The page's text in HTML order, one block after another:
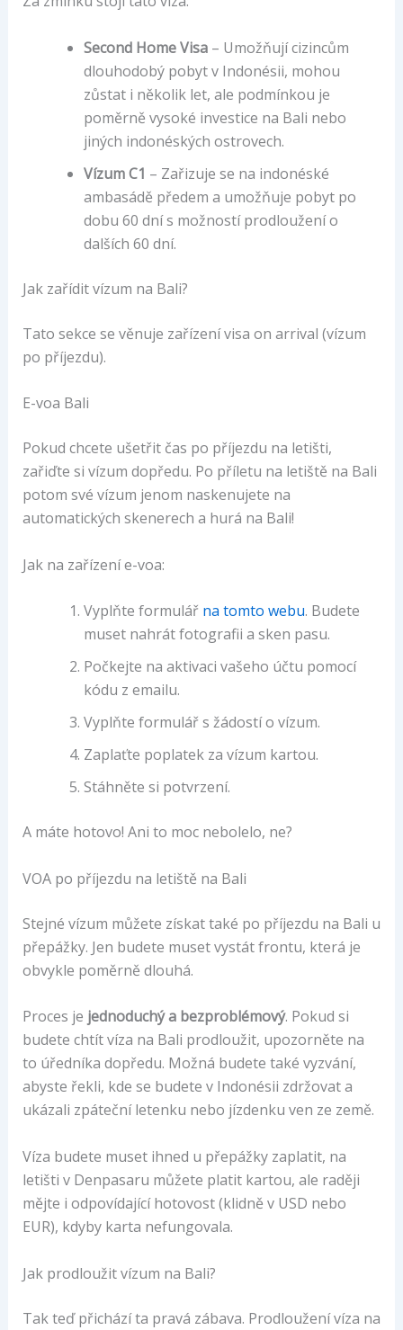
Second Home Visa– Umožňují cizincům
dlouhodobý pobyt v Indonésii, mohou
zůstat i několik let, ale podmínkou je
poměrně vysoké investice na Bali nebo
jiných indonéských ostrovech.
Vízum C1 – Zařizuje se na indonéské
ambasádě předem a umožňuje pobyt po
dobu 60 dní s možností prodloužení o
dalších 60 dní.
Jak zařídit vízum na Bali?
Tato sekce se věnuje zařízení visa on arrival (vízum
po příjezdu).
E-voa Bali
Pokud chcete ušetřit čas po příjezdu na letišti,
zařiďte si vízum dopředu. Po příletu na letiště na Bali
potom své vízum jenom naskenujete na
automatických skenerech a hurá na Bali!
Jak na zařízení e-voa:
Vyplňte formulář na tomto webu. Budete
muset nahrát fotografii a sken pasu.
Počkejte na aktivaci vašeho účtu pomocí
kódu z emailu.
Vyplňte formulář s žádostí o vízum.
Zaplaťte poplatek za vízum kartou.
Stáhněte si potvrzení.
A máte hotovo! Ani to moc nebolelo, ne?
VOA po příjezdu na letiště na Bali
Stejné vízum můžete získat také po příjezdu na Bali u
přepážky. Jen budete muset vystát frontu, která je
obvykle poměrně dlouhá.
Proces je jednoduchý a bezproblémový. Pokud si
budete chtít víza na Bali prodloužit, upozorněte na
to úředníka dopředu. Možná budete také vyzvání,
abyste řekli, kde se budete v Indonésii zdržovat a
ukázali zpáteční letenku nebo jízdenku ven ze země.
Víza budete muset ihned u přepážky zaplatit, na
letišti v Denpasaru můžete platit kartou, ale raději
mějte i odpovídající hotovost (klidně v USD nebo
EUR), kdyby karta nefungovala.
Jak prodloužit vízum na Bali?
Tak teď přichází ta pravá zábava. Prodloužení víza na